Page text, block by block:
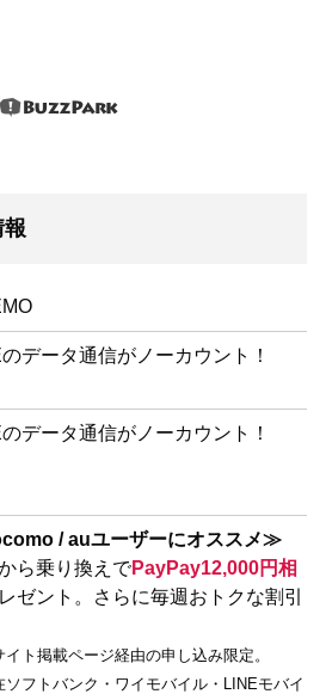
のデータ通信がノーカウント！
のデータ通信がノーカウント！
/ auユーザーにオススメ≫
ら乗り換えでPayPay12,000円相
ゼント。さらに毎週おトクな割引
ト掲載ページ経由の申し込み限定。
フトバンク・ワイモバイル・LINEモバイ